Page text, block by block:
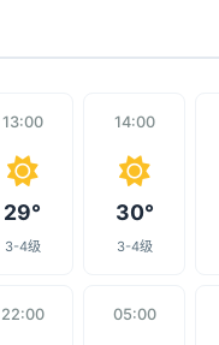
13:00
29°
3-4级
14:00
30°
3-4级
22:00 05:00